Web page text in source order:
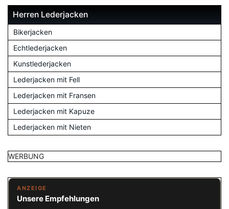
Herren Lederjacken
Bikerjacken
Echtlederjacken
Kunstlederjacken
Lederjacken mit Fell
Lederjacken mit Fransen
Lederjacken mit Kapuze
Lederjacken mit Nieten
WERBUNG
ANZEIGE
Unsere Empfehlungen